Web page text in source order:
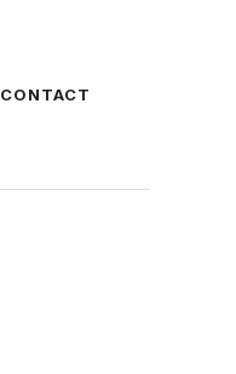
CONTACT